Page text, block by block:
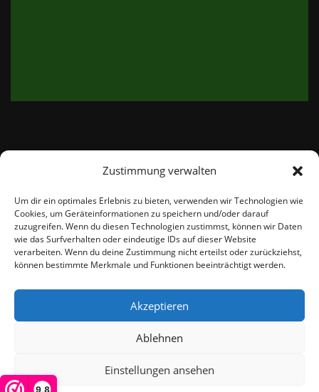
Zustimmung verwalten
Um dir ein optimales Erlebnis zu bieten, verwenden wir Technologien wie
Cookies, um Geräteinformationen zu speichern und/oder darauf
zuzugreifen. Wenn du diesen Technologien zustimmst, können wir Daten
wie das Surfverhalten oder eindeutige IDs auf dieser Website
verarbeiten. Wenn du deine Zustimmung nicht erteilst oder zurückziehst,
können bestimmte Merkmale und Funktionen beeinträchtigt werden.
Akzeptieren
Ablehnen
Einstellungen ansehen
9,8
email: info@thetweedshop.de
Kvk Nummer: 88959732
MWSnr: NL864836247B01
© THEMEISLE, ALL RIGHTS RESERVED